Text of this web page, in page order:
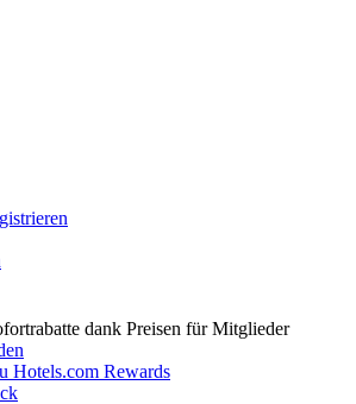
dank Preisen für Mitglieder
Hotels.com Rewards